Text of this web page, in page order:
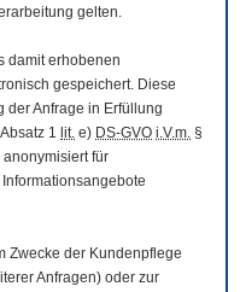
gelten.
damit erhobenen
gespeichert. Diese
der Anfrage in Erfüllung
1 lit. e) DS-GVO i.V.m. §
für
Zwecke der Kundenpflege
Anfragen) oder zur